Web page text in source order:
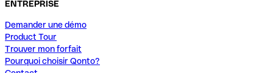
ENTREPRISE
Demander une démo
Product Tour
Trouver mon forfait
Pourquoi choisir Qonto?